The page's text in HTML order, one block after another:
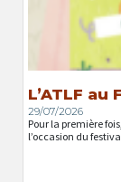
L’ATLF au
29/07/2026
Pour la première
l’occasion du